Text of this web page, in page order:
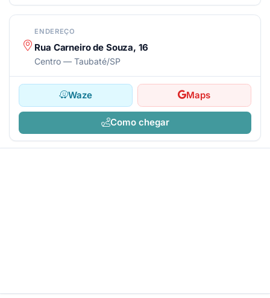
ENDEREÇO
Rua Carneiro de Souza, 16
Centro — Taubaté/SP
Waze Maps
Como chegar